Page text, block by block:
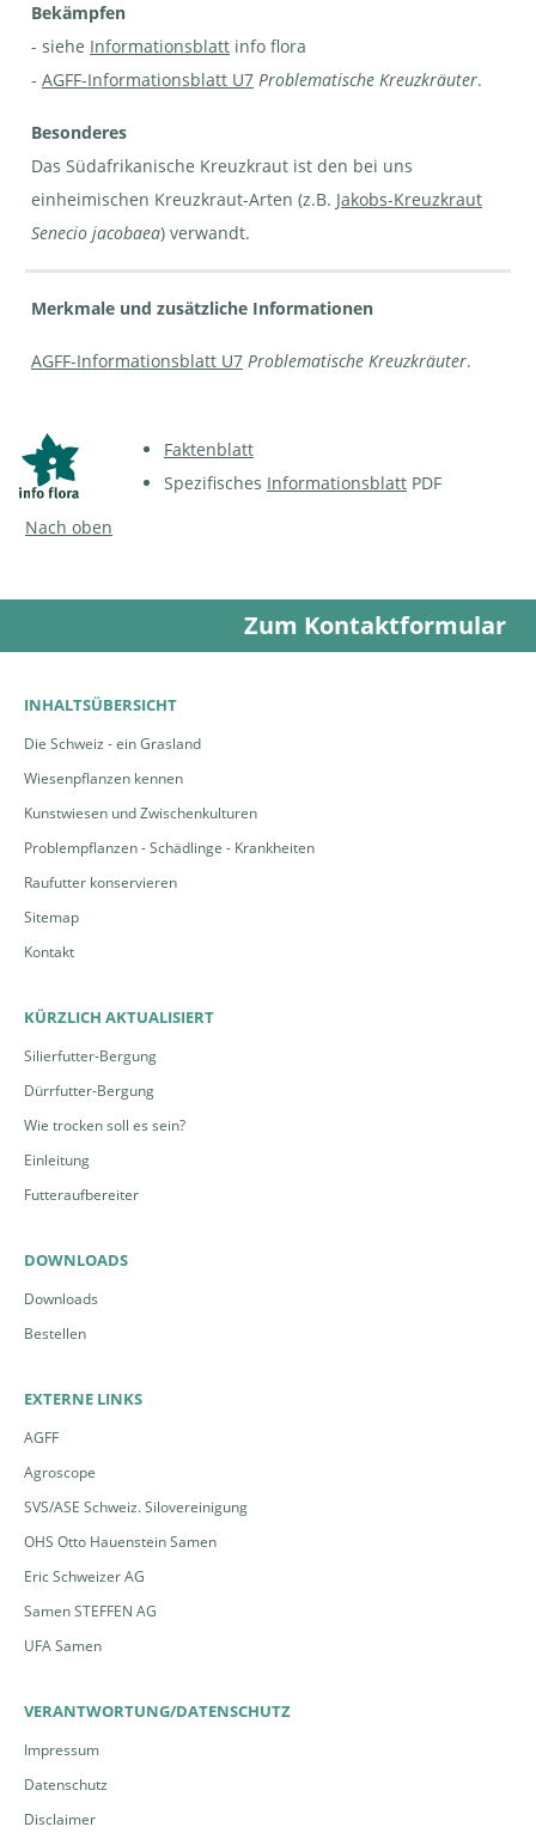
Bekämpfen
- siehe Informationsblatt info flora
- AGFF-Informationsblatt U7 Problematische Kreuzkräuter.
Besonderes
Das Südafrikanische Kreuzkraut ist den bei uns
einheimischen Kreuzkraut-Arten (z.B. Jakobs-Kreuzkraut
Senecio jacobaea) verwandt.
Merkmale und zusätzliche Informationen
AGFF-Informationsblatt U7 Problematische Kreuzkräuter.
Faktenblatt
Spezifisches Informationsblatt PDF
Nach oben
Zum Kontaktformular
INHALTSÜBERSICHT
Die Schweiz - ein Grasland
Wiesenpflanzen kennen
Kunstwiesen und Zwischenkulturen
Problempflanzen - Schädlinge - Krankheiten
Raufutter konservieren
Sitemap
Kontakt
KÜRZLICH AKTUALISIERT
Silierfutter-Bergung
Dürrfutter-Bergung
Wie trocken soll es sein?
Einleitung
Futteraufbereiter
DOWNLOADS
Downloads
Bestellen
EXTERNE LINKS
AGFF
Agroscope
SVS/ASE Schweiz. Silovereinigung
OHS Otto Hauenstein Samen
Eric Schweizer AG
Samen STEFFEN AG
UFA Samen
VERANTWORTUNG/DATENSCHUTZ
Impressum
Datenschutz
Disclaimer